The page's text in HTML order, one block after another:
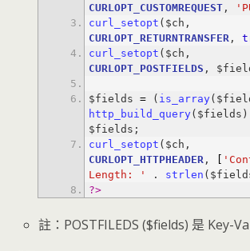
CURLOPT_CUSTOMREQUEST ,
curl_setopt
CURLOPT_RETURNTRANSFER ,
curl_setopt
CURLOPT_POSTFIELDS
$fields = ( is_array
http_build_query
curl_setopt
CURLOPT_HTTPHEADER , [
Length: '
. strlen
?>
註：POSTFILEDS ($fields) 是 Key-